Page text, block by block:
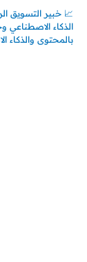
📈 خبير التسويق
بالمحتوى والذكاء